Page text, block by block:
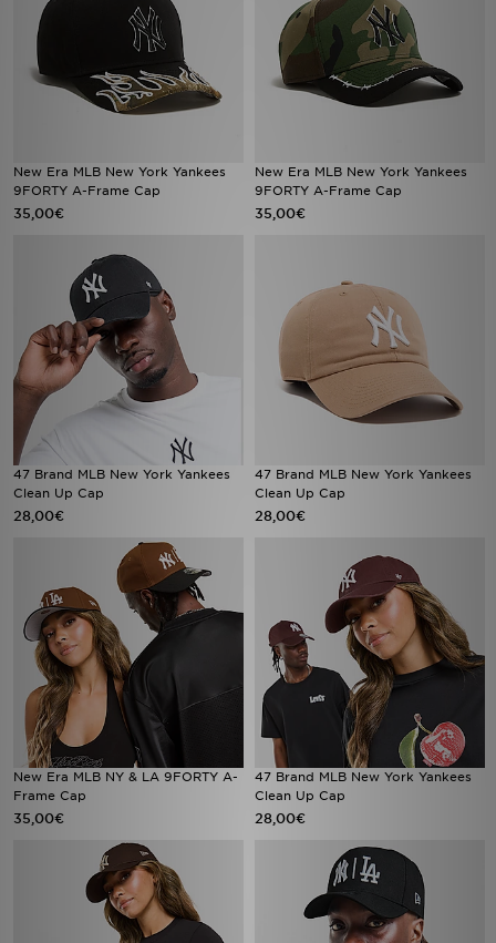
New Era MLB New York Yankees
9FORTY A-Frame Cap
35,00€
New Era MLB New York Yankees
9FORTY A-Frame Cap
35,00€
47 Brand MLB New York Yankees
Clean Up Cap
28,00€
47 Brand MLB New York Yankees
Clean Up Cap
28,00€
New Era MLB NY & LA 9FORTY A-
Frame Cap
35,00€
47 Brand MLB New York Yankees
Clean Up Cap
28,00€